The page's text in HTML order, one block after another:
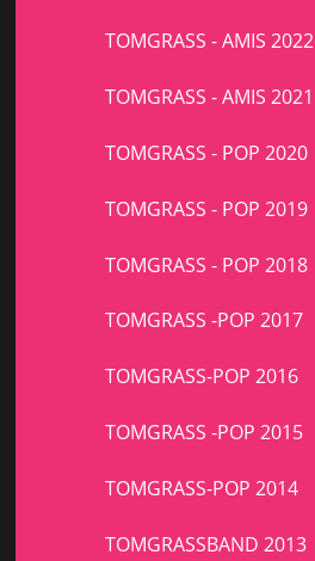
TOMGRASS - AMIS 2022
TOMGRASS - AMIS 2021
TOMGRASS - POP 2020
TOMGRASS - POP 2019
TOMGRASS - POP 2018
TOMGRASS -POP 2017
TOMGRASS-POP 2016
TOMGRASS -POP 2015
TOMGRASS-POP 2014
TOMGRASSBAND 2013